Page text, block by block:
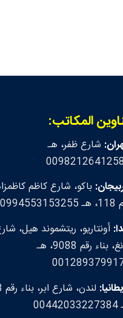
المكاتب:
شارع ظفر، هـ
باكو، شارع كاظم
أونتاريو، ريتشموند هيل،
يونغ، بناء رقم 9088، هـ